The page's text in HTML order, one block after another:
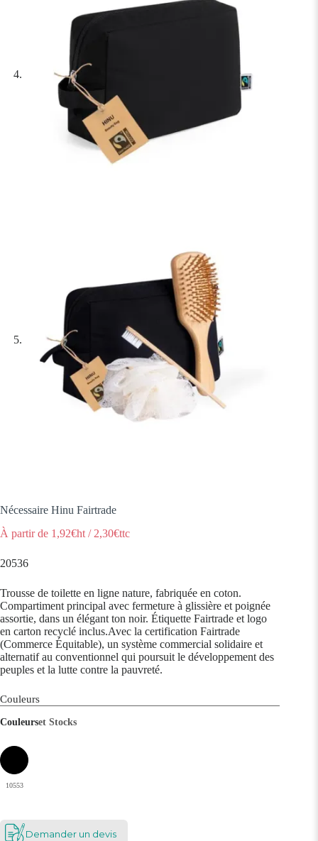
Nécessaire Hinu Fairtrade
À partir de 1,92€ht / 2,30€ttc
20536
Trousse de toilette en ligne nature, fabriquée en coton.
Compartiment principal avec fermeture à glissière et poignée
assortie, dans un élégant ton noir. Étiquette Fairtrade et logo
en carton recyclé inclus.Avec la certification Fairtrade
(Commerce Équitable), un système commercial solidaire et
alternatif au conventionnel qui poursuit le développement des
peuples et la lutte contre la pauvreté.
Couleurs
Couleurset Stocks
10553
Demander un devis